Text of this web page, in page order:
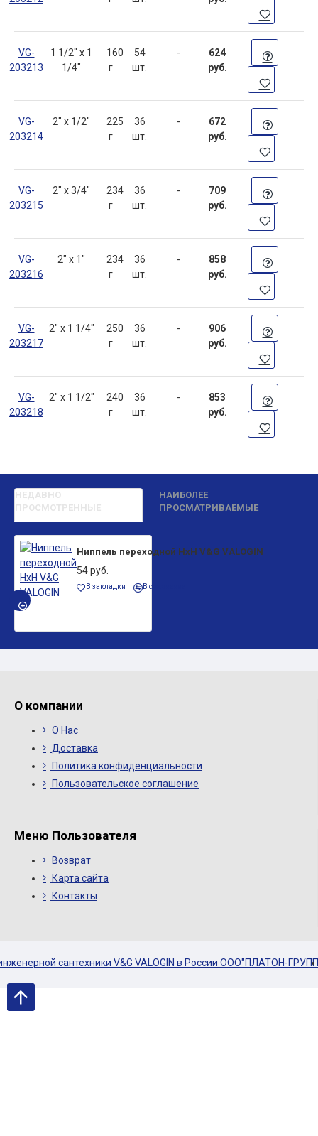
VG-
203213
1 1/2" х 1
1/4"
160
г
54
шт.
-
624
руб.
VG-
203214
2" х 1/2"
225
г
36
шт.
-
672
руб.
VG-
203215
2" х 3/4"
234
г
36
шт.
-
709
руб.
VG-
203216
2" х 1"
234
г
36
шт.
-
858
руб.
VG-
203217
2" х 1 1/4"
250
г
36
шт.
-
906
руб.
VG-
203218
2" х 1 1/2"
240
г
36
шт.
-
853
руб.
НЕДАВНО
ПРОСМОТРЕННЫЕ
НАИБОЛЕЕ
ПРОСМАТРИВАЕМЫЕ
БЫСТРЫЙ ПРОСМОТР
Ниппель переходной НхН V&G VALOGIN
54 руб.
В закладки В сравнение
О компании
О Нас
Доставка
Политика конфиденциальности
Пользовательское соглашение
Меню Пользователя
Возврат
Карта сайта
Контакты
сантехники V&G VALOGIN в России ООО"ПЛАТОН-ГРУПП"ㅤㅤㅤㅤㅤㅤㅤㅤㅤ